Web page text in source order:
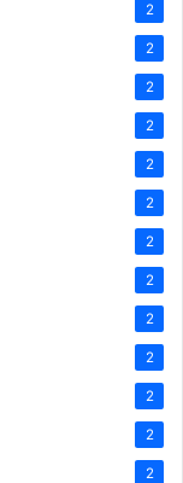
2
2
2
2
2
2
2
2
2
2
2
2
2